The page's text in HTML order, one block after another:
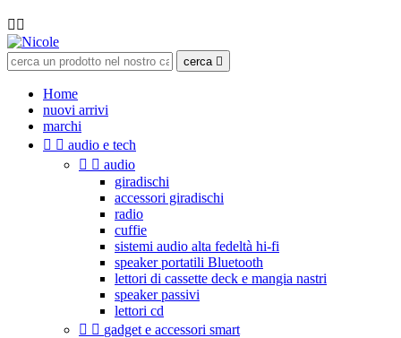

cerca 
Home
nuovi arrivi
marchi
  audio e tech
  audio
giradischi
accessori giradischi
radio
cuffie
sistemi audio alta fedeltà hi-fi
speaker portatili Bluetooth
lettori di cassette deck e mangia nastri
speaker passivi
lettori cd
  gadget e accessori smart